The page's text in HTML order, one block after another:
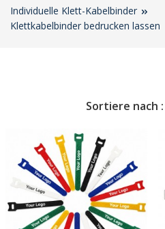
Individuelle Klett-Kabelbinder
Klettkabelbinder bedrucken lassen
Sortiere nach :